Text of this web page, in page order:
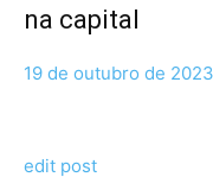
na capital
19 de outubro de 2023
edit post